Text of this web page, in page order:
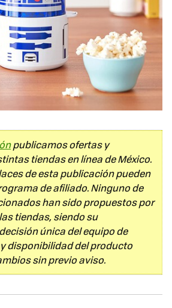
publicamos ofertas y
tiendas en línea de México.
de esta publicación pueden
de afiliado. Ninguno de
han sido propuestos por
tiendas, siendo su
única del equipo de
disponibilidad del producto
sin previo aviso.